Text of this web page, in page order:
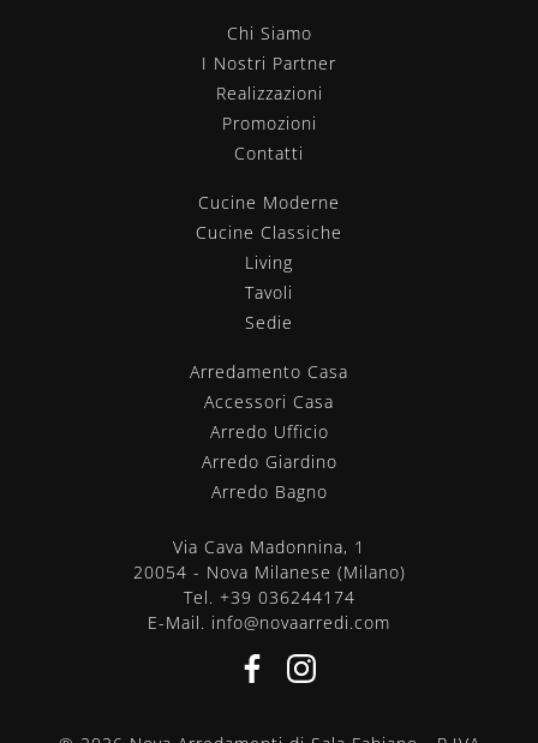
Chi Siamo
I Nostri Partner
Realizzazioni
Promozioni
Contatti
Cucine Moderne
Cucine Classiche
Living
Tavoli
Sedie
Arredamento Casa
Accessori Casa
Arredo Ufficio
Arredo Giardino
Arredo Bagno
Via Cava Madonnina, 1
20054 - Nova Milanese (Milano)
Tel. +39 036244174
E-Mail. info@novaarredi.com